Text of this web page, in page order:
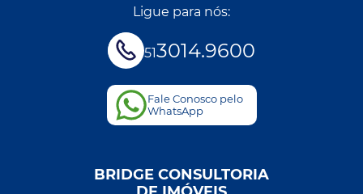
Ligue para nós:
513014.9600
Fale Conosco pelo
WhatsApp
BRIDGE CONSULTORIA